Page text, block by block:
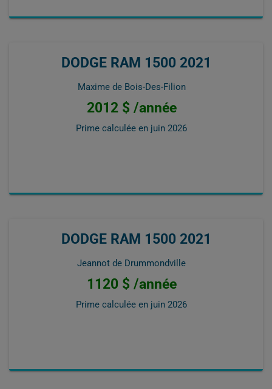
DODGE RAM 1500 2021
Maxime de Bois-Des-Filion
2012 $ /année
Prime calculée en juin 2026
DODGE RAM 1500 2021
Jeannot de Drummondville
1120 $ /année
Prime calculée en juin 2026